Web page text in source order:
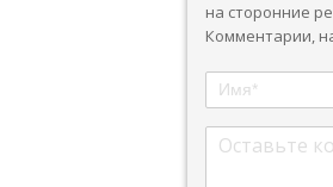
на сторонние
Комментарии,